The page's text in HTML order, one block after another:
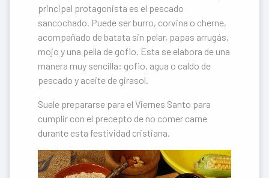
principal protagonista es el pescado
sancochado. Puede ser burro, corvina o cherne,
acompañado de batata sin pelar, papas arrugás,
mojo y una pella de gofio. Esta se elabora de una
manera muy sencilla: gofio, agua o caldo de
pescado y aceite de girasol.
Suele prepararse para el Viernes Santo para
cumplir con el precepto de no comer carne
durante esta festividad cristiana.